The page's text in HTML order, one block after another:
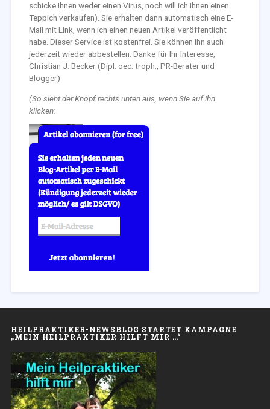
schicke Ihnen weder einen Virus, noch will ich Ihnen einen
Teppich verkaufen). Sie erhalten dann automatisch eine E-
Mail mit Link, wenn ich einen neuen Artikel veröffentlicht
habe. Dieser Service ist kostenfrei. Sie können ihn auch
jederzeit wieder abbestellen. Danke für Ihr Interesse,
Christian J. Becker (Dipl. oec. troph., PR-Berater und
Blogger)
(So sieht der Knopf rechts unten aus, wenn Sie auf ihn
klicken:
HEILPRAKTIKER-NEWSBLOG STARTET KAMPAGNE
„MEIN HEILPRAKTIKER HILFT MIR …“